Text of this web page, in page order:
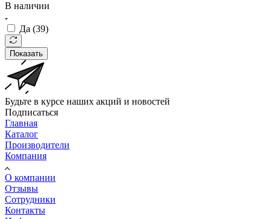
В наличии
Да (39)
Показать
Будьте в курсе наших акций и новостей
Подписаться
Главная
Каталог
Производители
Компания
О компании
Отзывы
Сотрудники
Контакты